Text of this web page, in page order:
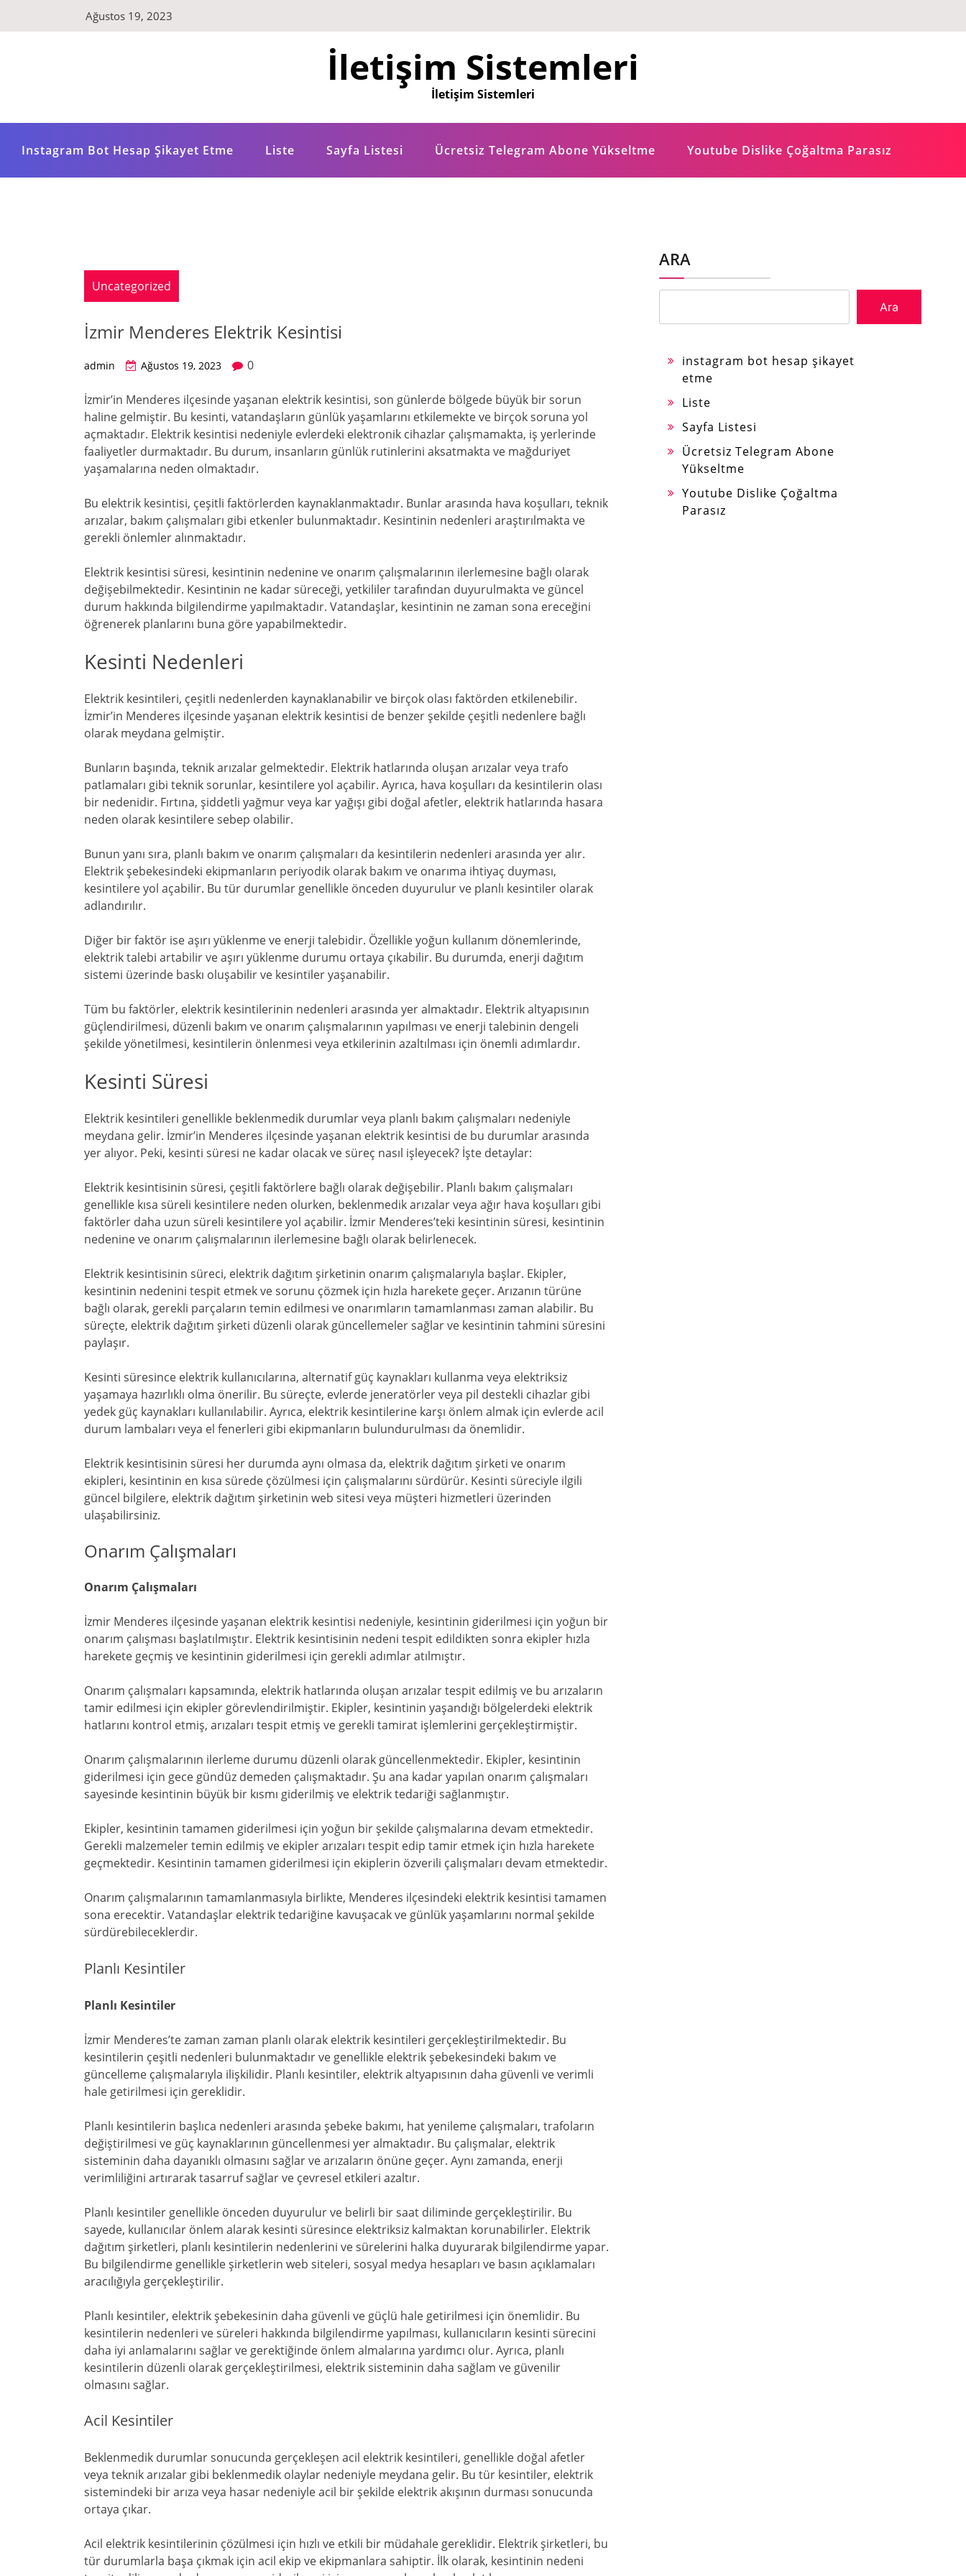
Ağustos 19, 2023
İletişim Sistemleri
İletişim Sistemleri
Instagram Bot Hesap Şikayet Etme Liste Sayfa Listesi Ücretsiz Telegram Abone Yükseltme Youtube Dislike Çoğaltma Parasız
Uncategorized
İzmir Menderes Elektrik Kesintisi
admin Ağustos 19, 2023 0
İzmir’in Menderes ilçesinde yaşanan elektrik kesintisi, son günlerde bölgede büyük bir sorun
haline gelmiştir. Bu kesinti, vatandaşların günlük yaşamlarını etkilemekte ve birçok soruna yol
açmaktadır. Elektrik kesintisi nedeniyle evlerdeki elektronik cihazlar çalışmamakta, iş yerlerinde
faaliyetler durmaktadır. Bu durum, insanların günlük rutinlerini aksatmakta ve mağduriyet
yaşamalarına neden olmaktadır.
Bu elektrik kesintisi, çeşitli faktörlerden kaynaklanmaktadır. Bunlar arasında hava koşulları, teknik
arızalar, bakım çalışmaları gibi etkenler bulunmaktadır. Kesintinin nedenleri araştırılmakta ve
gerekli önlemler alınmaktadır.
Elektrik kesintisi süresi, kesintinin nedenine ve onarım çalışmalarının ilerlemesine bağlı olarak
değişebilmektedir. Kesintinin ne kadar süreceği, yetkililer tarafından duyurulmakta ve güncel
durum hakkında bilgilendirme yapılmaktadır. Vatandaşlar, kesintinin ne zaman sona ereceğini
öğrenerek planlarını buna göre yapabilmektedir.
Kesinti Nedenleri
Elektrik kesintileri, çeşitli nedenlerden kaynaklanabilir ve birçok olası faktörden etkilenebilir.
İzmir’in Menderes ilçesinde yaşanan elektrik kesintisi de benzer şekilde çeşitli nedenlere bağlı
olarak meydana gelmiştir.
Bunların başında, teknik arızalar gelmektedir. Elektrik hatlarında oluşan arızalar veya trafo
patlamaları gibi teknik sorunlar, kesintilere yol açabilir. Ayrıca, hava koşulları da kesintilerin olası
bir nedenidir. Fırtına, şiddetli yağmur veya kar yağışı gibi doğal afetler, elektrik hatlarında hasara
neden olarak kesintilere sebep olabilir.
Bunun yanı sıra, planlı bakım ve onarım çalışmaları da kesintilerin nedenleri arasında yer alır.
Elektrik şebekesindeki ekipmanların periyodik olarak bakım ve onarıma ihtiyaç duyması,
kesintilere yol açabilir. Bu tür durumlar genellikle önceden duyurulur ve planlı kesintiler olarak
adlandırılır.
Diğer bir faktör ise aşırı yüklenme ve enerji talebidir. Özellikle yoğun kullanım dönemlerinde,
elektrik talebi artabilir ve aşırı yüklenme durumu ortaya çıkabilir. Bu durumda, enerji dağıtım
sistemi üzerinde baskı oluşabilir ve kesintiler yaşanabilir.
Tüm bu faktörler, elektrik kesintilerinin nedenleri arasında yer almaktadır. Elektrik altyapısının
güçlendirilmesi, düzenli bakım ve onarım çalışmalarının yapılması ve enerji talebinin dengeli
şekilde yönetilmesi, kesintilerin önlenmesi veya etkilerinin azaltılması için önemli adımlardır.
Kesinti Süresi
Elektrik kesintileri genellikle beklenmedik durumlar veya planlı bakım çalışmaları nedeniyle
meydana gelir. İzmir’in Menderes ilçesinde yaşanan elektrik kesintisi de bu durumlar arasında
yer alıyor. Peki, kesinti süresi ne kadar olacak ve süreç nasıl işleyecek? İşte detaylar:
Elektrik kesintisinin süresi, çeşitli faktörlere bağlı olarak değişebilir. Planlı bakım çalışmaları
genellikle kısa süreli kesintilere neden olurken, beklenmedik arızalar veya ağır hava koşulları gibi
faktörler daha uzun süreli kesintilere yol açabilir. İzmir Menderes’teki kesintinin süresi, kesintinin
nedenine ve onarım çalışmalarının ilerlemesine bağlı olarak belirlenecek.
Elektrik kesintisinin süreci, elektrik dağıtım şirketinin onarım çalışmalarıyla başlar. Ekipler,
kesintinin nedenini tespit etmek ve sorunu çözmek için hızla harekete geçer. Arızanın türüne
bağlı olarak, gerekli parçaların temin edilmesi ve onarımların tamamlanması zaman alabilir. Bu
süreçte, elektrik dağıtım şirketi düzenli olarak güncellemeler sağlar ve kesintinin tahmini süresini
paylaşır.
Kesinti süresince elektrik kullanıcılarına, alternatif güç kaynakları kullanma veya elektriksiz
yaşamaya hazırlıklı olma önerilir. Bu süreçte, evlerde jeneratörler veya pil destekli cihazlar gibi
yedek güç kaynakları kullanılabilir. Ayrıca, elektrik kesintilerine karşı önlem almak için evlerde acil
durum lambaları veya el fenerleri gibi ekipmanların bulundurulması da önemlidir.
Elektrik kesintisinin süresi her durumda aynı olmasa da, elektrik dağıtım şirketi ve onarım
ekipleri, kesintinin en kısa sürede çözülmesi için çalışmalarını sürdürür. Kesinti süreciyle ilgili
güncel bilgilere, elektrik dağıtım şirketinin web sitesi veya müşteri hizmetleri üzerinden
ulaşabilirsiniz.
Onarım Çalışmaları
Onarım Çalışmaları
İzmir Menderes ilçesinde yaşanan elektrik kesintisi nedeniyle, kesintinin giderilmesi için yoğun bir
onarım çalışması başlatılmıştır. Elektrik kesintisinin nedeni tespit edildikten sonra ekipler hızla
harekete geçmiş ve kesintinin giderilmesi için gerekli adımlar atılmıştır.
Onarım çalışmaları kapsamında, elektrik hatlarında oluşan arızalar tespit edilmiş ve bu arızaların
tamir edilmesi için ekipler görevlendirilmiştir. Ekipler, kesintinin yaşandığı bölgelerdeki elektrik
hatlarını kontrol etmiş, arızaları tespit etmiş ve gerekli tamirat işlemlerini gerçekleştirmiştir.
Onarım çalışmalarının ilerleme durumu düzenli olarak güncellenmektedir. Ekipler, kesintinin
giderilmesi için gece gündüz demeden çalışmaktadır. Şu ana kadar yapılan onarım çalışmaları
sayesinde kesintinin büyük bir kısmı giderilmiş ve elektrik tedariği sağlanmıştır.
Ekipler, kesintinin tamamen giderilmesi için yoğun bir şekilde çalışmalarına devam etmektedir.
Gerekli malzemeler temin edilmiş ve ekipler arızaları tespit edip tamir etmek için hızla harekete
geçmektedir. Kesintinin tamamen giderilmesi için ekiplerin özverili çalışmaları devam etmektedir.
Onarım çalışmalarının tamamlanmasıyla birlikte, Menderes ilçesindeki elektrik kesintisi tamamen
sona erecektir. Vatandaşlar elektrik tedariğine kavuşacak ve günlük yaşamlarını normal şekilde
sürdürebileceklerdir.
Planlı Kesintiler
Planlı Kesintiler
İzmir Menderes’te zaman zaman planlı olarak elektrik kesintileri gerçekleştirilmektedir. Bu
kesintilerin çeşitli nedenleri bulunmaktadır ve genellikle elektrik şebekesindeki bakım ve
güncelleme çalışmalarıyla ilişkilidir. Planlı kesintiler, elektrik altyapısının daha güvenli ve verimli
hale getirilmesi için gereklidir.
Planlı kesintilerin başlıca nedenleri arasında şebeke bakımı, hat yenileme çalışmaları, trafoların
değiştirilmesi ve güç kaynaklarının güncellenmesi yer almaktadır. Bu çalışmalar, elektrik
sisteminin daha dayanıklı olmasını sağlar ve arızaların önüne geçer. Aynı zamanda, enerji
verimliliğini artırarak tasarruf sağlar ve çevresel etkileri azaltır.
Planlı kesintiler genellikle önceden duyurulur ve belirli bir saat diliminde gerçekleştirilir. Bu
sayede, kullanıcılar önlem alarak kesinti süresince elektriksiz kalmaktan korunabilirler. Elektrik
dağıtım şirketleri, planlı kesintilerin nedenlerini ve sürelerini halka duyurarak bilgilendirme yapar.
Bu bilgilendirme genellikle şirketlerin web siteleri, sosyal medya hesapları ve basın açıklamaları
aracılığıyla gerçekleştirilir.
Planlı kesintiler, elektrik şebekesinin daha güvenli ve güçlü hale getirilmesi için önemlidir. Bu
kesintilerin nedenleri ve süreleri hakkında bilgilendirme yapılması, kullanıcıların kesinti sürecini
daha iyi anlamalarını sağlar ve gerektiğinde önlem almalarına yardımcı olur. Ayrıca, planlı
kesintilerin düzenli olarak gerçekleştirilmesi, elektrik sisteminin daha sağlam ve güvenilir
olmasını sağlar.
Acil Kesintiler
Beklenmedik durumlar sonucunda gerçekleşen acil elektrik kesintileri, genellikle doğal afetler
veya teknik arızalar gibi beklenmedik olaylar nedeniyle meydana gelir. Bu tür kesintiler, elektrik
sistemindeki bir arıza veya hasar nedeniyle acil bir şekilde elektrik akışının durması sonucunda
ortaya çıkar.
Acil elektrik kesintilerinin çözülmesi için hızlı ve etkili bir müdahale gereklidir. Elektrik şirketleri, bu
tür durumlarla başa çıkmak için acil ekip ve ekipmanlara sahiptir. İlk olarak, kesintinin nedeni
ARA
Ara
instagram bot hesap şikayet
etme
Liste
Sayfa Listesi
Ücretsiz Telegram Abone
Yükseltme
Youtube Dislike Çoğaltma
Parasız